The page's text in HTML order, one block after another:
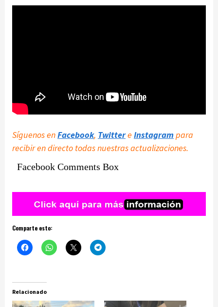
Síguenos enFacebook, Twittere Instagram para
recibir en directo todas nuestras actualizaciones.
Facebook Comments Box
Comparte esto:
Relacionado